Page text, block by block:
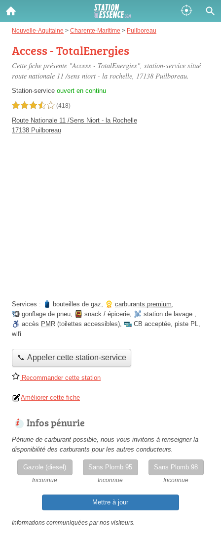
Nouvelle-Aquitaine > Charente-Maritime > Puilboreau
Access - TotalEnergies
Cette fiche présente "Access - TotalEnergies", station-service situé
route nationale 11 /sens niort - la rochelle, 17138 Puilboreau.
Station-service ouvert en continu
3,5 étoiles sur 5 (418)
Route Nationale 11 /Sens Niort - la Rochelle
17138 Puilboreau
Services : bouteilles de gaz, carburants premium,
gonflage de pneu, snack / épicerie, station de lavage ,
accès PMR (toilettes accessibles), CB acceptée, piste PL,
wifi
📞 Appeler cette station-service
Recommander cette station
Améliorer cette fiche
Infos pénurie
Pénurie de carburant possible, nous vous invitons à renseigner la
disponibilité des carburants pour les autres conducteurs.
Gazole (diesel)
Inconnue
Sans Plomb 95
Inconnue
Sans Plomb 98
Inconnue
Mettre à jour
Informations communiquées par nos visiteurs.
Gazole :
Disponible
SP 98 :
Disponible
SP 95 :
Disponible